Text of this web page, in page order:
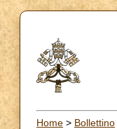
Home > Bollettino